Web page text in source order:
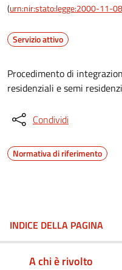
(urn:nir:stato:legge:2000-11-
Servizio attivo
Procedimento di
residenziali e semi
Condividi
Normativa di riferimento
INDICE DELLA PAGINA
A chi è rivolto